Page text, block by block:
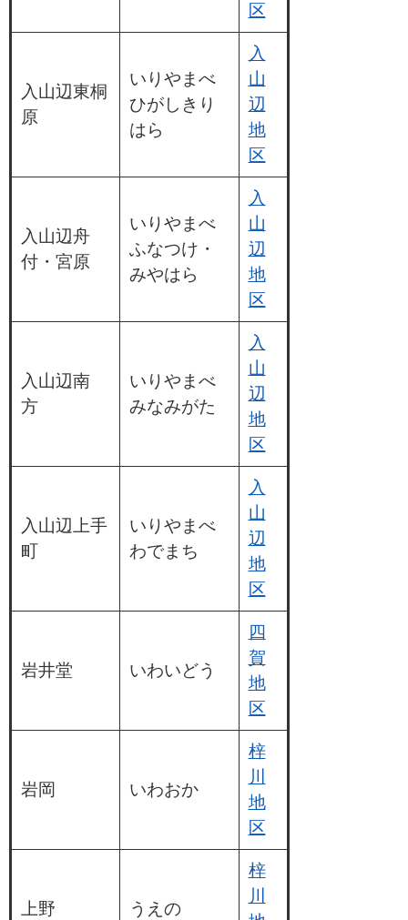
区
入山辺東桐
原
いりやまべ
ひがしきり
はら
入
山
辺
地
区
入山辺舟
付・宮原
いりやまべ
ふなつけ・
みやはら
入
山
辺
地
区
入山辺南
方
いりやまべ
みなみがた
入
山
辺
地
区
入山辺上手
町
いりやまべ
わでまち
入
山
辺
地
区
岩井堂 いわいどう
四
賀
地
区
岩岡 いわおか
梓
川
地
区
上野 うえの
梓
川